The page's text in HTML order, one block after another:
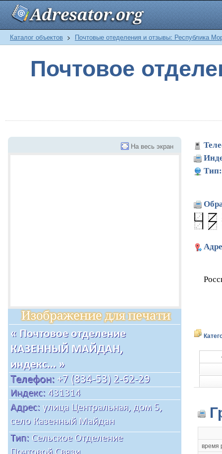
Каталог объектов > Почтовые отеделения и отзывы: Республика
Почтовое
На весь экран
Тип:
время